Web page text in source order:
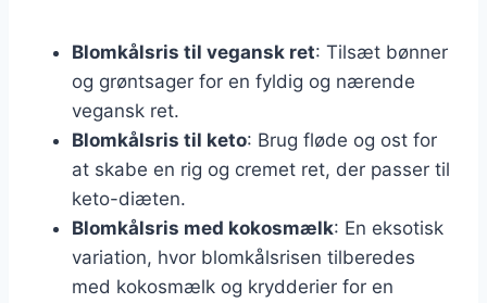
Blomkålsris til vegansk ret: Tilsæt bønner
og grøntsager for en fyldig og nærende
vegansk ret.
Blomkålsris til keto: Brug fløde og ost for
at skabe en rig og cremet ret, der passer til
keto-diæten.
Blomkålsris med kokosmælk: En eksotisk
variation, hvor blomkålsrisen tilberedes
med kokosmælk og krydderier for en